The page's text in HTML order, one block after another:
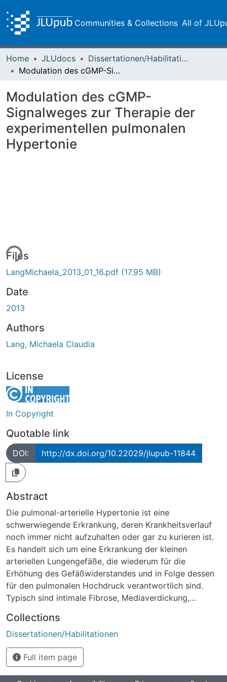
Communities & Collections All of
Home JLUdocs
Dissertationen/Habilitationen
Modulation des cGMP-Signalweges zur Therapie der experimentellen pulmonalen Hypertonie
Modulation des cGMP-
Signalweges zur Therapie der
experimentellen pulmonalen
Hypertonie
Files
LangMichaela_2013_01_16.pdf (17.95 MB)
Date
2013
Authors
Lang, Michaela Claudia
License
In Copyright
Quotable link
DOI: http://dx.doi.org/10.22029/jlupub-11844
Abstract
Die pulmonal-arterielle Hypertonie ist eine
schwerwiegende Erkrankung, deren Krankheitsverlauf
noch immer nicht aufzuhalten oder gar zu kurieren ist.
Es handelt sich um eine Erkrankung der kleinen
arteriellen Lungengefäße, die wiederum für die
Erhöhung des Gefäßwiderstandes und in Folge dessen
für den pulmonalen Hochdruck verantwortlich sind.
Typisch sind intimale Fibrose, Mediaverdickung,
NO-sGC-cGMP-Signaltransduktionsweg spielt eine
wichtige Rolle bei vielen kardiovaskulären
Erkrankungen, so auch der PAH. Schwerpunkt dieser
Arbeit lag darin, die Effekte des PDE-5-Hemmers
Collections
Dissertationen/Habilitationen
Full item page